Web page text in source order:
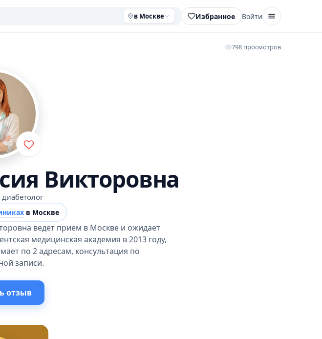
в Москве Избранное Войти
798 просмотров
Викторовна
диабетолог
в Москве
ведёт приём в Москве и ожидает
медицинская академия в 2013 году,
по 2 адресам, консультация по
записи.
отзыв